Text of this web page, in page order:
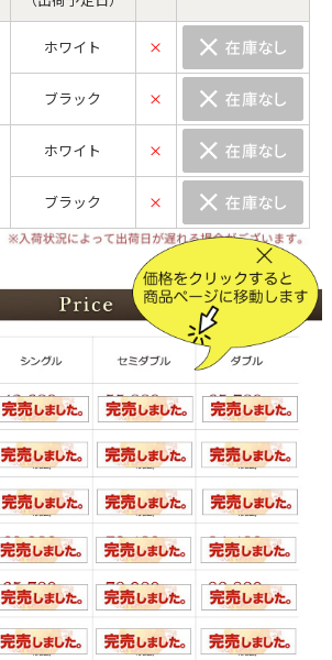
ホワイト ×
ブラック ×
ホワイト ×
ブラック ×